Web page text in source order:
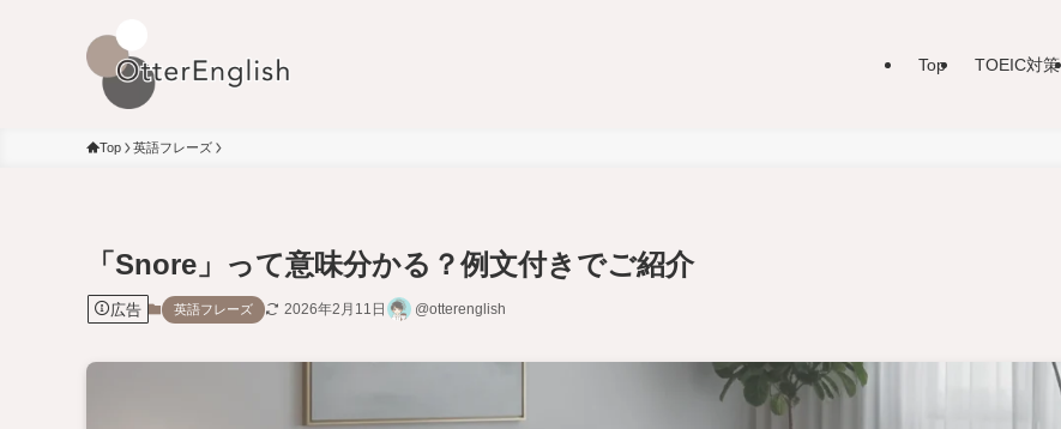
Top TOEIC対策
Top 英語フレーズ
「Snore」って意味分かる？例文付きでご紹介
広告 英語フレーズ 2026年2月11日 @otterenglish